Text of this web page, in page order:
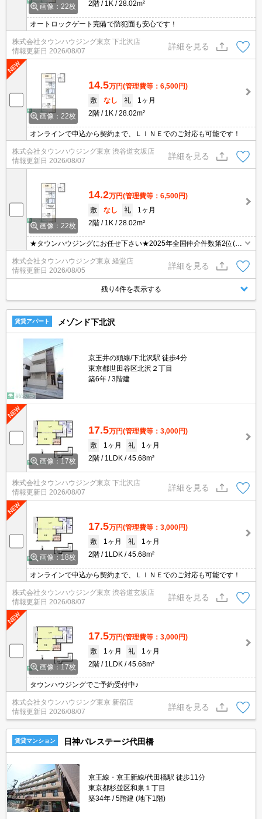
画像：22枚
2階
1K 28.02m²
オートロックゲート完備で防犯面も安心です！
株式会社タウンハウジング東京 下北沢店
情報更新日 2026/08/07
詳細を見る
画像：22枚
14.5万円(管理費等：6,500円)
敷
なし 礼
1ヶ月
2階
1K 28.02m²
オンラインで申込から契約まで、ＬＩＮＥでのご対応も可能です！
株式会社タウンハウジング東京 渋谷道玄坂店
情報更新日 2026/08/07
詳細を見る
画像：22枚
14.2万円(管理費等：6,500円)
敷
なし 礼
1ヶ月
2階
1K 28.02m²
★タウンハウジングにお任せ下さい★2025年全国仲介件数第2位(全
国賃貸新聞2026年掲載)★
株式会社タウンハウジング東京 経堂店
情報更新日 2026/08/05
詳細を見る
残り4件を表示する
賃貸アパート メゾンド下北沢
京王井の頭線/下北沢駅 徒歩4分
東京都世田谷区北沢２丁目
築6年
3階建
画像：17枚
17.5万円(管理費等：3,000円)
敷
1ヶ月 礼
1ヶ月
2階
1LDK 45.68m²
株式会社タウンハウジング東京 下北沢店
情報更新日 2026/08/07
詳細を見る
画像：18枚
17.5万円(管理費等：3,000円)
敷
1ヶ月 礼
1ヶ月
2階
1LDK 45.68m²
オンラインで申込から契約まで、ＬＩＮＥでのご対応も可能です！
株式会社タウンハウジング東京 渋谷道玄坂店
情報更新日 2026/08/07
詳細を見る
画像：17枚
17.5万円(管理費等：3,000円)
敷
1ヶ月 礼
1ヶ月
2階
1LDK 45.68m²
タウンハウジングでご予約受付中♪
株式会社タウンハウジング東京 新宿店
情報更新日 2026/08/07
詳細を見る
賃貸マンション 日神パレステージ代田橋
京王線・京王新線/代田橋駅 徒歩11分
東京都杉並区和泉１丁目
築34年
5階建 (地下1階)